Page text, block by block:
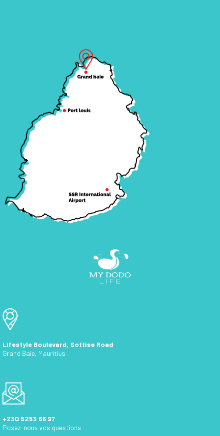
Lifestyle Boulevard, Sottise Road
Grand Baie, Mauritius
+230 5253 66 97
Posez-nous vos questions